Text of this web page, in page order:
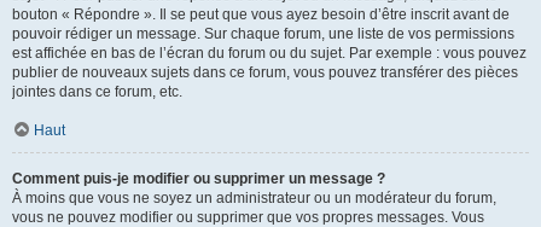
bouton « Répondre ». Il se peut que vous ayez besoin d’être inscrit avant de
pouvoir rédiger un message. Sur chaque forum, une liste de vos permissions
est affichée en bas de l’écran du forum ou du sujet. Par exemple : vous pouvez
publier de nouveaux sujets dans ce forum, vous pouvez transférer des pièces
jointes dans ce forum, etc.
Haut
Comment puis-je modifier ou supprimer un message ?
À moins que vous ne soyez un administrateur ou un modérateur du forum,
vous ne pouvez modifier ou supprimer que vos propres messages. Vous